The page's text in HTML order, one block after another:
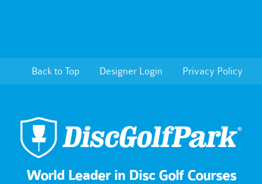
Back to Top Designer Login Privacy Policy
World Leader in Disc Golf Courses